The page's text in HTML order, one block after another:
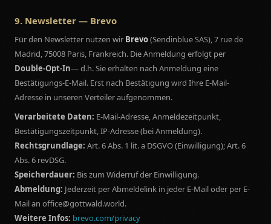
9. Newsletter — Brevo
Für den Newsletter nutzen wir Brevo(Sendinblue SAS), 7 rue de
Madrid, 75008 Paris, Frankreich. Die Anmeldung erfolgt per
Double-Opt-In— d.h. Sie erhalten nach Anmeldung eine
Bestätigungs-E-Mail. Erst nach Bestätigung wird Ihre E-Mail-
Adresse in unseren Verteiler aufgenommen.
Verarbeitete Daten: E-Mail-Adresse, Anmeldezeitpunkt,
Bestätigungszeitpunkt, IP-Adresse (bei Anmeldung).
Rechtsgrundlage: Art. 6 Abs. 1 lit. a DSGVO (Einwilligung); Art. 6
Abs. 6 revDSG.
Speicherdauer: Bis zum Widerruf der Einwilligung.
Abmeldung: Jederzeit per Abmeldelink in jeder E-Mail oder per E-
Mail an office@gottwald.world.
Weitere Infos: brevo.com/privacy